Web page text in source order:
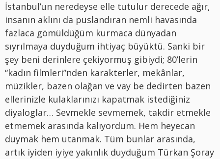
İstanbul’un neredeyse elle tutulur derecede ağır,
insanın aklını da puslandıran nemli havasında
fazlaca gömüldüğüm kurmaca dünyadan
sıyrılmaya duyduğum ihtiyaç büyüktü. Sanki bir
şey beni derinlere çekiyormuş gibiydi; 80’lerin
“kadın filmleri”nden karakterler, mekânlar,
müzikler, bazen olağan ve vay be dedirten bazen
ellerinizle kulaklarınızı kapatmak istediğiniz
diyaloglar… Sevmekle sevmemek, takdir etmekle
etmemek arasında kalıyordum. Hem heyecan
duymak hem utanmak. Tüm bunlar arasında,
artık iyiden iyiye yakınlık duyduğum Türkan Şoray